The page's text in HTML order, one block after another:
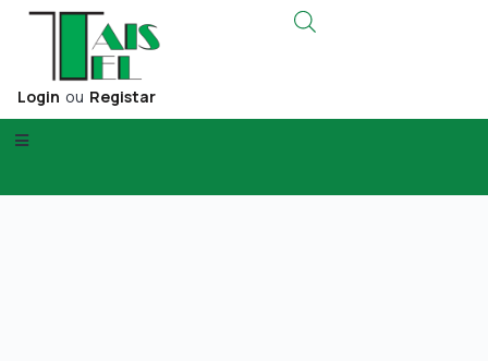
Login ou Registar